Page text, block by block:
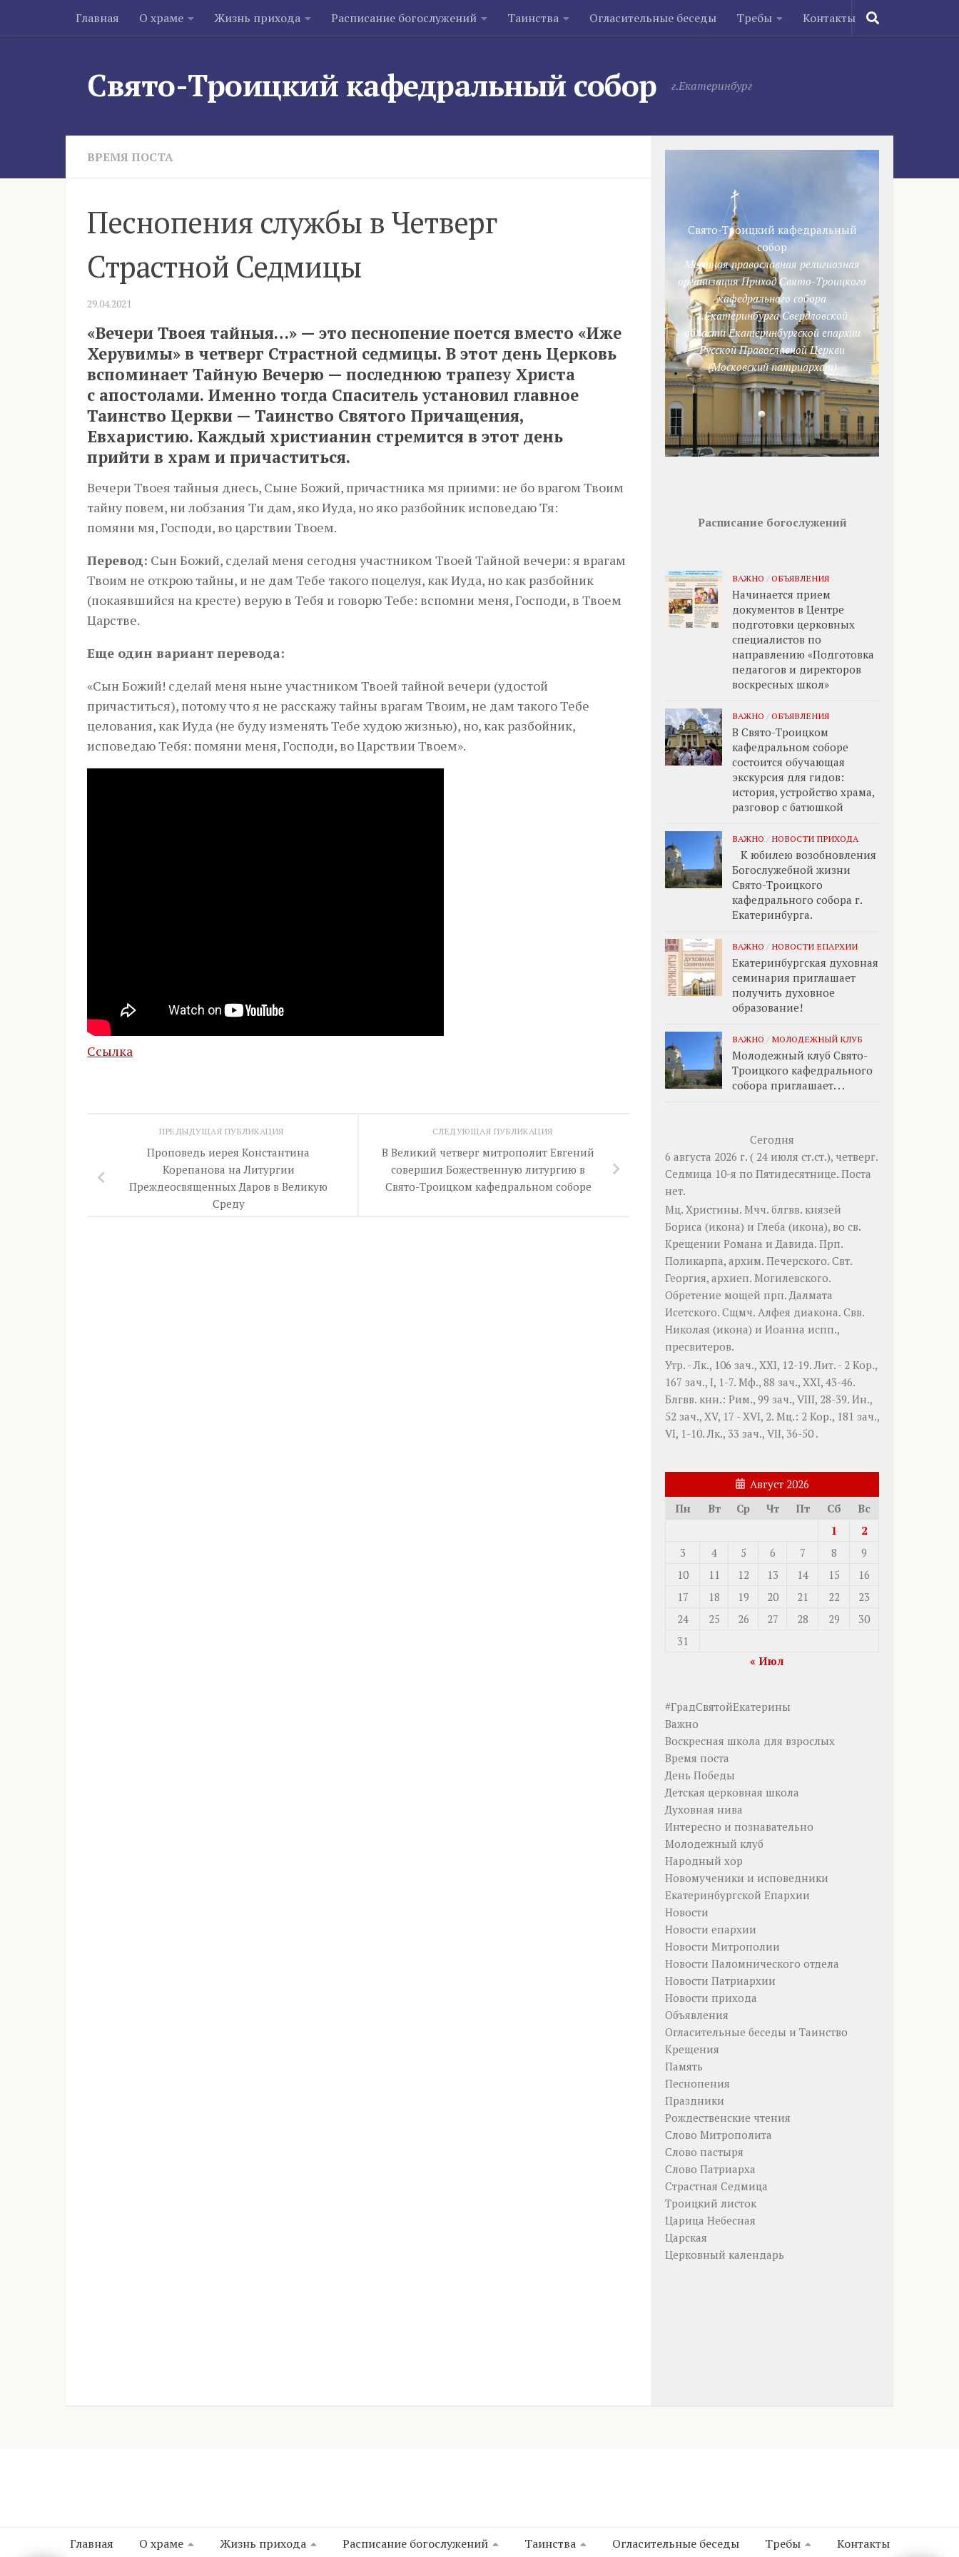
Skip to content
Главная О храме Жизнь прихода Расписание богослужений Таинства Огласительные беседы Требы Контакты
Свято-Троицкий кафедральный собор г.Екатеринбург
ВРЕМЯ ПОСТА
Песнопения службы в Четверг
Страстной Седмицы
29.04.2021
«Вечери Твоея тайныя…» — это песнопение поется вместо «Иже
Херувимы» в четверг Страстной седмицы. В этот день Церковь
вспоминает Тайную Вечерю — последнюю трапезу Христа
с апостолами. Именно тогда Спаситель установил главное
Таинство Церкви — Таинство Святого Причащения,
Евхаристию. Каждый христианин стремится в этот день
прийти в храм и причаститься.
Вечери Твоея тайныя днесь, Сыне Божий, причастника мя приими: не бо врагом Твоим
тайну повем, ни лобзания Ти дам, яко Иуда, но яко разбойник исповедаю Тя:
помяни мя, Господи, во царствии Твоем.
Перевод: Сын Божий, сделай меня сегодня участником Твоей Тайной вечери: я врагам
Твоим не открою тайны, и не дам Тебе такого поцелуя, как Иуда, но как разбойник
(покаявшийся на кресте) верую в Тебя и говорю Тебе: вспомни меня, Господи, в Твоем
Царстве.
Еще один вариант перевода:
«Сын Божий! сделай меня ныне участником Твоей тайной вечери (удостой
причаститься), потому что я не расскажу тайны врагам Твоим, не дам такого Тебе
целования, как Иуда (не буду изменять Тебе худою жизнью), но, как разбойник,
исповедаю Тебя: помяни меня, Господи, во Царствии Твоем».
Ссылка
СЛЕДУЮЩАЯ ПУБЛИКАЦИЯ
В Великий четверг митрополит Евгений
совершил Божественную литургию в
Свято-Троицком кафедральном соборе
ПРЕДЫДУЩАЯ ПУБЛИКАЦИЯ
Проповедь иерея Константина
Корепанова на Литургии
Преждеосвященных Даров в Великую
Среду
Свято-Троицкий кафедральный
собор
Местная православная религиозная
организация Приход Свято-Троицкого
кафедрального собора
г.Екатеринбурга Свердловской
области Екатеринбургской епархии
Русской Православной Церкви
(Московский патриархат)
Расписание богослужений
ВАЖНО / ОБЪЯВЛЕНИЯ
Начинается прием
документов в Центре
подготовки церковных
специалистов по
направлению «Подготовка
педагогов и директоров
воскресных школ»
ВАЖНО / ОБЪЯВЛЕНИЯ
В Свято-Троицком
кафедральном соборе
состоится обучающая
экскурсия для гидов:
история, устройство храма,
разговор с батюшкой
ВАЖНО / НОВОСТИ ПРИХОДА
К юбилею возобновления
Богослужебной жизни
Свято-Троицкого
кафедрального собора г.
Екатеринбурга.
ВАЖНО / НОВОСТИ ЕПАРХИИ
Екатеринбургская духовная
семинария приглашает
получить духовное
образование!
ВАЖНО / МОЛОДЕЖНЫЙ КЛУБ
Молодежный клуб Свято-
Троицкого кафедрального
собора приглашает. . .
Сегодня
6 августа 2026 г. ( 24 июля ст.ст.), четверг.
Седмица 10-я по Пятидесятнице. Поста
нет.
Мц. Христины. Мчч. блгвв. князей
Бориса (икона) и Глеба (икона), во св.
Крещении Романа и Давида. Прп.
Поликарпа, архим. Печерского. Свт.
Георгия, архиеп. Могилевского.
Обретение мощей прп.Далмата
Исетского. Сщмч. Алфея диакона. Свв.
Николая (икона) и Иоанна испп.,
пресвитеров.
Утр. -Лк., 106 зач., XXI, 12-19.Лит. - 2 Кор.,
167 зач., I, 1-7. Мф., 88 зач., XXI, 43-46.
Блгвв. кнн.: Рим., 99 зач., VIII, 28-39. Ин.,
52 зач., XV, 17 - XVI, 2. Мц.: 2 Кор., 181 зач.,
VI, 1-10. Лк., 33 зач., VII, 36-50 .
Август 2026
Пн
Вт Ср Чт Пт Сб
Вс
1
2
3
4 5 6 7 8
9
10
11 12 13 14 15
16
17
18 19 20 21 22
23
24
25 26 27 28 29
30
31
« Июл
#ГрадСвятойЕкатерины
Важно
Воскресная школа для взрослых
Время поста
День Победы
Детская церковная школа
Духовная нива
Интересно и познавательно
Молодежный клуб
Народный хор
Новомученики и исповедники
Екатеринбургской Епархии
Новости
Новости епархии
Новости Митрополии
Новости Паломнического отдела
Новости Патриархии
Новости прихода
Объявления
Огласительные беседы и Таинство
Крещения
Память
Песнопения
Праздники
Рождественские чтения
Слово Митрополита
Слово пастыря
Слово Патриарха
Страстная Седмица
Троицкий листок
Царица Небесная
Царская
Церковный календарь
Главная О храме Жизнь прихода Расписание богослужений Таинства Огласительные беседы Требы Контакты